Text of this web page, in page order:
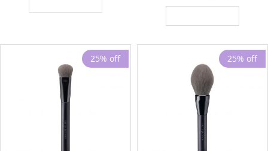
25% off 25% off